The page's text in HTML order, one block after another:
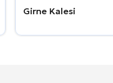
Girne Kalesi